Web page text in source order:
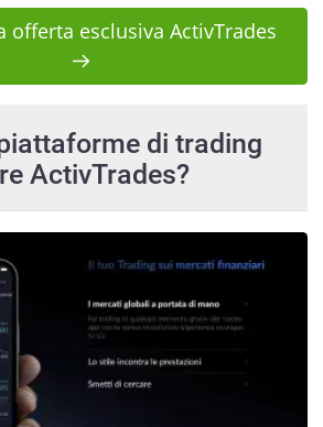
offerta esclusiva ActivTrades
di trading
ActivTrades?